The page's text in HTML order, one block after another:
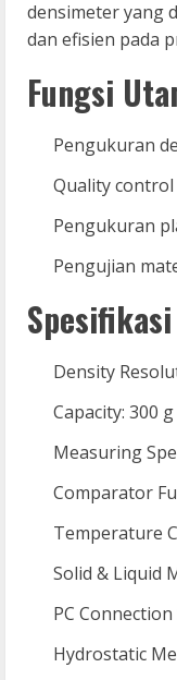
densimeter yang
dan efisien pada
Fungsi
Pengukuran
Quality
Pengukuran
Pengujian
Spesifikasi
Density
Capacity: 300 g
Measuring
Comparator
Temperature
Solid & Liquid
PC
Hydrostatic